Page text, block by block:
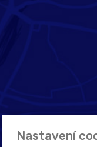
Nastavení